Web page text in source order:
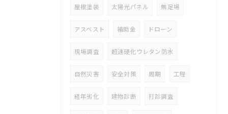
屋根塗装 太陽光パネル 無足場
アスベスト 補助金 ドローン
現場調査 超速硬化ウレタン防水
自然災害 安全対策 周期 工程
経年劣化 建物診断 打診調査